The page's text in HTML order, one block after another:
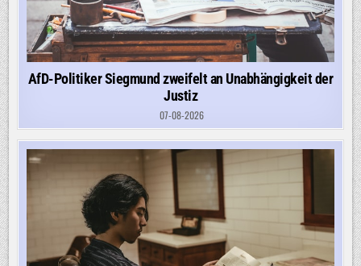
AfD-Politiker Siegmund zweifelt an Unabhängigkeit der
Justiz
07-08-2026